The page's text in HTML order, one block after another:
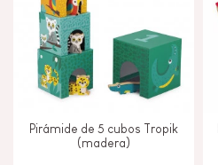
Pirámide de 5 cubos Tropik
(madera)